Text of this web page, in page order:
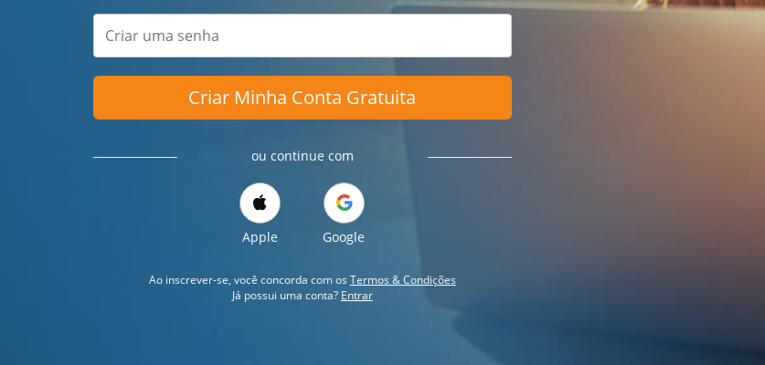
Criar Minha Conta Gratuita
ou continue com
Apple Google
Ao inscrever-se, você concorda com os Termos & Condições
Já possui uma conta? Entrar